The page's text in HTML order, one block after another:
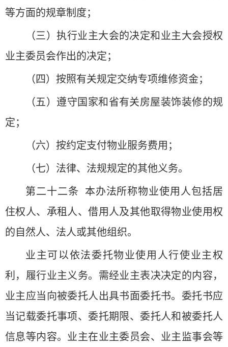
等方面的规章制度；
（三）执行业主大会的决定和业主大会授权
业主委员会作出的决定；
（四）按照有关规定交纳专项维修资金；
（五）遵守国家和省有关房屋装饰装修的规
定；
（六）按约定支付物业服务费用；
（七）法律、法规规定的其他义务。
第二十二条 本办法所称物业使用人包括居
住权人、承租人、借用人及其他取得物业使用权
的自然人、法人或其他组织。
业主可以依法委托物业使用人行使业主权
利，履行业主义务。需经业主表决决定的内容，
业主应当向被委托人出具书面委托书。委托书应
当记载委托事项、委托期限、委托人和被委托人
信息等内容。业主在业主委员会、业主监事会等